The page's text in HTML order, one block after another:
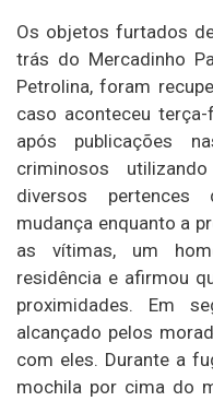
Os objetos furtados
trás do Mercadinho
Petrolina, foram
caso aconteceu
após publicações
criminosos
diversos
mudança enquanto a
as vítimas, um
residência e afirmou
proximidades. Em
alcançado pelos
com eles. Durante a
mochila por cima do